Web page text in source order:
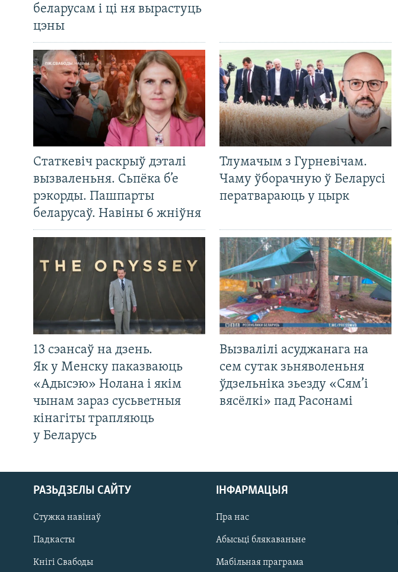
беларусам і ці ня вырастуць
цэны
Статкевіч раскрыў дэталі
вызваленьня. Сьпёка б’е
рэкорды. Пашпарты
беларусаў. Навіны 6 жніўня
Тлумачым з Гурневічам.
Чаму ўборачную ў Беларусі
ператвараюць у цырк
13 сэансаў на дзень.
Як у Менску паказваюць
«Адысэю» Нолана і якім
чынам зараз сусьветныя
кінагіты трапляюць
у Беларусь
Вызвалілі асуджанага на
сем сутак зьняволеньня
ўдзельніка зьезду «Сям’і
вясёлкі» пад Расонамі
РАЗЬДЗЕЛЫ САЙТУ
Стужка навінаў
Падкасты
Кнігі Свабоды
ІНФАРМАЦЫЯ
Пра нас
Абысьці блякаваньне
Мабільная праграма